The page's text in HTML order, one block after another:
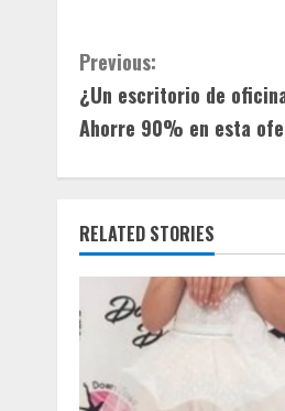
C
o
i
n
u
e
Previous:
¿Un escritorio de
Ahorre 90% en esta
RELATED STORIES